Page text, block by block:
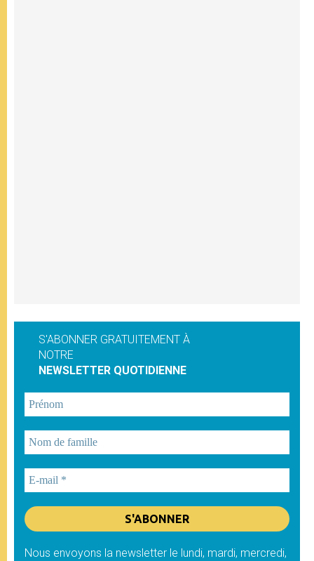
S'ABONNER GRATUITEMENT À
NOTRE
NEWSLETTER QUOTIDIENNE
Nous envoyons la newsletter le lundi, mardi, mercredi,